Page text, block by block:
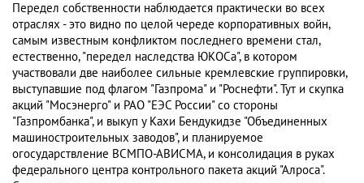
Передел собственности наблюдается практически во всех
отраслях - это видно по целой череде корпоративных войн,
самым известным конфликтом последнего времени стал,
естественно, "передел наследства ЮКОСа", в котором
участвовали две наиболее сильные кремлевские группировки,
выступавшие под флагом "Газпрома" и "Роснефти". Тут и скупка
акций "Мосэнерго" и РАО "ЕЭС России" со стороны
"Газпромбанка", и выкуп у Кахи Бендукидзе "Объединенных
машиностроительных заводов", и планируемое
огосударствление ВСМПО-АВИСМА, и консолидация в руках
федерального центра контрольного пакета акций "Алроса".